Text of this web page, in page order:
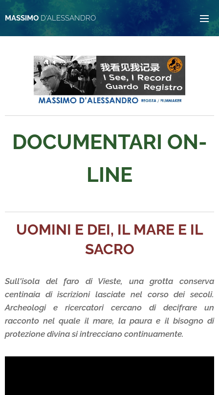
MASSIMO D'ALESSANDRO
DOCUMENTARI ON-
LINE
UOMINI E DEI, IL MARE E IL
SACRO
Sull'isola del faro di Vieste, una grotta conserva
centinaia di iscrizioni lasciate nel corso dei secoli.
Archeologi e ricercatori cercano di decifrare un
racconto nel quale il mare, la paura e il bisogno di
protezione divina si intrecciano continuamente.